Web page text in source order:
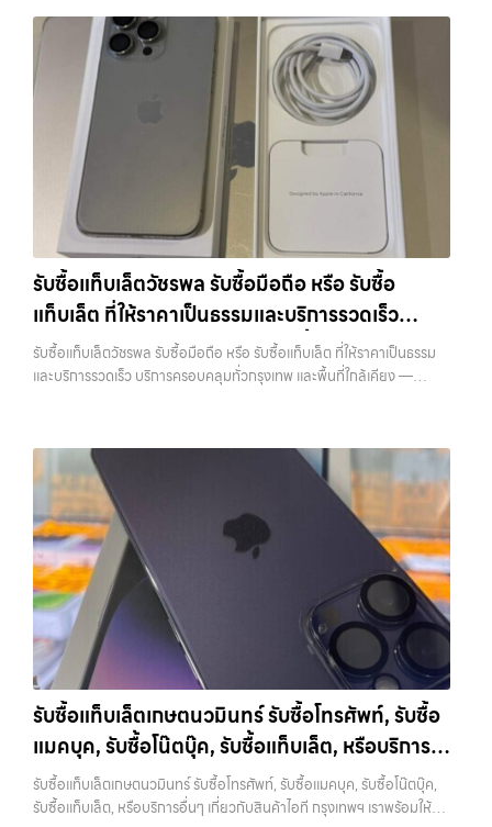
ทันที โดยเน้นบริการในพื้นที่ ลาดพร้าว, รัชดา, บางรัก, แจ้งวัฒนะ, บางแค,
วัชรพล, รามอินทรา, รวมถึง บางนา, บางพลี, เกษตรนวมินทร์, เสนานิคม,
วังหินไม่ว่าคุณจะต้องการ รับซื้อโทรศัพท์, รับซื้อแมคบุค, รับซื้อโน๊ตบุ๊ค, รับ
ซื้อแท็บเล็ต, หรือบริการอื่นๆ เกี่ยวกับสินค้าไอที กรุงเทพฯ – เราพร้อมให้
บริการครบวงจร บริการของเรา เราให้บริการแบบครบวงจรสำหรับลูกค้าที่
ต้องการขายอุปกรณ์ไอที ไม่ว่าจะเป็น:…
ทรัพย์สินที่มีมูลค่า คุณอาจต้องการเปลี่ยนรุ่น หรือต้องการเงินด่วน เราจึง
มอบบริการประเมินสภาพเครื่อง ฟรี ปราบปรามความยุ่งยากทั้งหลาย โดย
เน้น โปร่งใส มั่นใจได้ และจ่ายเงินทันทีเมื่อตกลงซื้อขายสำเร็จ บริการของเรา
ครอบคลุมทั้ง iPhone สายใหม่-เก่า, Samsung ทุกรุ่น, iPad และแท็บเล็ต
ทุกแบรนด์ เรารับถึงแม้จะอยู่ในสภาพใช้งานแล้ว ตกแต่งแล้ว หรือมีรอยบ้าง
เพราะมูลค่าของเครื่องไม่ได้ขึ้นอยู่แค่ยี่ห้อ แต่ขึ้นอยู่กับสภาพจริง ความครบ
ชุด และความสะดวกในการขายของคุณ เราจึงตั้งใจให้บริการในเขต
ลาดพร้าว, รัชดา, บางรัก, แจ้งวัฒนะ, บางแค, วัชรพล, รามอินทรา, บางนา,
บางพลี, เกษตรนวมินทร์, เสนานิคม, วังหิน อย่างเต็มที่ ไม่ว่าคุณจะค้นหาคำ
ว่า “รับซื้อมือถือใกล้ฉัน”, “รับซื้อโทรศัพท์มือสองกรุงเทพ”, “ขาย iPad ได้
ราคา”, “รับซื้อแท็บเล็ต กรุงเทพถึงที่”, หรือ “รับซื้อ Samsung มือสอง
ราคาสูง” — ที่นี่คือคำตอบ เพราะบริการของเรามุ่งตรงให้คุณได้รับราคาและ
ความสะดวกสบายที่เหนือกว่า เลือกเราแล้วคุณจะได้บริการที่คุณไว้วางใจ
พร้อมทีมงานที่พร้อมอำนวยความสะดวก นัดรับถึงที่ ตรวจสภาพอย่างมือ
อาชีพ และจ่ายเงินทันที ทั้งหมดนี้เพื่อให้การขายอุปกรณ์ของคุณเป็นเรื่อง
ง่ายขึ้น ดีกว่า รวดเร็วกว่า และคุ้มค่ากว่า ทำไมต้องเลือกเรา ผู้เชี่ยวชาญด้าน
การให้บริการ รับซื้อมือถือ iPhone, Samsung, ไอแพด แท็บเล็ตทุกยี่ห้อ ใน
เกษตรนวมินทร์, เสนานิคม, วังหินไม่ว่าคุณจะต้องการ รับซื้อโทรศัพท์, รับ
ซื้อแมคบุค, รับซื้อโน๊ตบุ๊ค, รับซื้อแท็บเล็ต, หรือบริการอื่นๆ เกี่ยวกับสินค้า
ไอที กรุงเทพฯ – เราพร้อมให้บริการครบวงจร บริการของเรา เราให้บริการ
แบบครบวงจรสำหรับลูกค้าที่ต้องการขายอุปกรณ์ไอที ไม่ว่าจะเป็น: รับซื้อไอ
โฟน ทุกรุ่น ทั้งเครื่องใหม่และเครื่องใช้งานแล้ว รับซื้อไอแพด…
ราคาในตลาดมือสอง เรายังมีบริการที่รวดเร็ว และจ่ายเงินสดทันที ไม่มีค่า
ธรรมเนียมซ่อนเร้นค่ะ ทำไมต้องขายไอโฟนกับเรา?
รับซื้อทุกรุ่น ทุกสภาพ
- ไม่ว่าจะเป็นเครื่องใหม่ เครื่องใช้งาน หรือเครื่องที่มีตำหนิเล็กน้อย เรารับซื้อ
หมด
ราคายุติธรรม - ประเมินราคาตามสภาพเครื่องจริง ให้ราคาสูงถึง
70% ของราคาตลาดมือสอง
รวดเร็วทันใจ - ประเมินและจ่ายเงินทันที ไม่
ต้องรอนาน
ปลอดภัย 100% - มีหน้าร้านจริง บริการโปร่งใส ตรวจสอบ
รับซื้อถึงที่ - มีบริการรับซื้อถึงบ้านในกรุงเทพและปริมณฑลเช็กราคา
รับซื้อ iPhone แต่ละรุ่นมาดูกันว่าแต่ละรุ่นเรารับซื้อในราคาเท่าไหร่บ้าง
(ราคาอัพเดทล่าสุดเดือนพฤศจิกายน 2024)
iPhone 11 (ปี
2019)iPhone 11 เป็นรุ่นที่ได้รับความนิยมมากในตอนที่เปิดตัว มาพร้อม
กล้องคู่ ชิป A13 Bionic และหน้าจอ Liquid Retina ขนาด 6.1 นิ้ว แม้จะ
เป็นรุ่นที่ออกมาได้สักระยะแล้ว แต่ก็ยังใช้งานได้ดีและรองรับ iOS เวอร์ชัน
ล่าสุดราคารับซื้อ iPhone 11:iPhone 11 64GB รับซื้อได้ที่ 7,000 บาท
ราคาตลาดมือสอง: 10,000 บาทiPhone 11 128GB รับซื้อได้ที่ 8,400
บาทราคาตลาดมือสอง: 12,000 บาทiPhone 11 256GB รับซื้อได้ที่ 9,100
บาทราคาตลาดมือสอง: 13,000 บาท
iPhone 11 Pro / Pro Max (ปี
2019)รุ่น Pro มาพร้อมกล้องสามตัว จอ Super Retina XDR และวัสดุส
15,000 บาทiPhone 11 Pro 128GB รับซื้อได้ที่ 11,900 บาทราคาตลาด
มือสอง: 17,000 บาทiPhone 11 Pro 256GB รับซื้อได้ที่ 13,300 บาท
ราคาตลาดมือสอง: 19,000 บาทราคารับซื้อ iPhone 11 Pro
Max:iPhone 11 Pro Max 64GB รับซื้อได้ที่ 12,600 บาทราคาตลาดมือ
สอง: 18,000 บาทiPhone 11 Pro Max 128GB รับซื้อได้ที่ 14,000 บาท
ราคาตลาดมือสอง: 20,000 บาทiPhone 11 Pro Max 256GB รับซื้อ
ได้ที่ 15,400 บาทราคาตลาดมือสอง: 22,000 บาท
iPhone 12 / 12
mini (ปี 2020)iPhone 12 เป็นรุ่นแรกที่รองรับ 5G พร้อมดีไซน์ขอบ
เหลี่ยมสไตล์ใหม่ที่กลับมาอีกครั้ง มาพร้อมชิป A14 Bionic และกล้องคู่ที่ดี
ขึ้นราคารับซื้อ iPhone 12:iPhone 12 64GB รับซื้อได้ที่ 8,750 บาทราคา
ตลาดมือสอง: 12,500 บาทiPhone 12 128GB…
รับซื้อแท็บเล็ตวัชรพล รับซื้อมือถือ หรือ รับซื้อ
แท็บเล็ต ที่ให้ราคาเป็นธรรมและบริการรวดเร็ว
บริการครอบคลุมทั่วกรุงเทพ และพื้นที่ใกล้เคียง
รับซื้อแท็บเล็ตวัชรพล รับซื้อมือถือ หรือ รับซื้อแท็บเล็ต ที่ให้ราคาเป็นธรรม
และบริการรวดเร็ว บริการครอบคลุมทั่วกรุงเทพ และพื้นที่ใกล้เคียง —
วัชรพล รามอินทรา รับซื้อแท็บเล็ตวัชรพล — รับซื้อมือถือ หรือ รับซื้อ
แท็บเล็ต ที่ให้ราคาเป็นธรรมและบริการรวดเร็ว บริการครอบคลุมทั่วกรุงเทพ
และพื้นที่ใกล้เคียง รับซื้อแท็บเล็ตวัชรพล รับซื้อมือถือ หรือ รับซื้อแท็บเล็ต ที่
ให้ราคาเป็นธรรมและบริการรวดเร็ว บริการครอบคลุมทั่วกรุงเทพ และพื้นที่
ใกล้เคียง รับซื้อ iPhone… รับซื้อแท็บเล็ตวัชรพล รับซื้อ iPhone ทุกรุ่น ให้
ราคาสูง พร้อมจ่ายเงินทันที ประสบการณ์เหนือระดับกับการ รับซื้อไอ
โฟน, รับซื้อไอแพด, รับซื้อมือถือ ยินดีต้อนรับสู่ “รับซื้อขายมือถือ.com”
เว็บไซต์ที่คุณไว้วางใจได้ สำหรับบริการ รับซื้อ มือถือ iPhone, Samsung,
iPad, แท็บเล็ต ทุกยี่ห้อ ให้ราคาสูง พร้อมจ่ายเงินทันที ครอบคลุมพื้นที่
ลาดพร้าว, รัชดา, บางรัก, แจ้งวัฒนะ, บางแค, วัชรพล, รามอินทรา และเขต
กรุงเทพฯ ใกล้ “ใกล้ ฉัน” ที่สุด ในยุคที่สมาร์ทโฟน แท็บเล็ต และอุปกรณ์ไอที
ใหม่ๆ เปลี่ยนรุ่นกันแทบทุกช่วงเวลา อุปกรณ์ที่คุณใช้แล้วอาจกลายเป็นของ
ที่ไม่ได้ใช้งานอยู่เฉยๆ เว็บไซต์ของเราจึงเกิดขึ้นเพื่อเป็นทางเลือกให้คุณ
สามารถเปลี่ยนอุปกรณ์ที่ไม่ใช้แล้วให้กลายเป็นเงินสดได้ทันที ด้วยบริการ รับ
แท็บเล็ต, รับซื้อสินค้าไอทีกรุงเทพมหานคร อย่างครบวงจร ไม่ว่าคุณจะอยู่
โซนเมืองหรือเขตชานเมือง เรามีทีมงานพร้อมให้บริการถึงที่ในพื้นที่ “ใกล้
รับซื้อแท็บเล็ตเกษตนวมินทร์ รับซื้อโทรศัพท์, รับซื้อ
แมคบุค, รับซื้อโน๊ตบุ๊ค, รับซื้อแท็บเล็ต, หรือบริการ
อื่นๆ เกี่ยวกับสินค้าไอที กรุงเทพฯ เราพร้อมให้
บริการครบวงจร
รับซื้อแท็บเล็ตเกษตนวมินทร์ รับซื้อโทรศัพท์, รับซื้อแมคบุค, รับซื้อโน๊ตบุ๊ค,
รับซื้อแท็บเล็ต, หรือบริการอื่นๆ เกี่ยวกับสินค้าไอที กรุงเทพฯ เราพร้อมให้